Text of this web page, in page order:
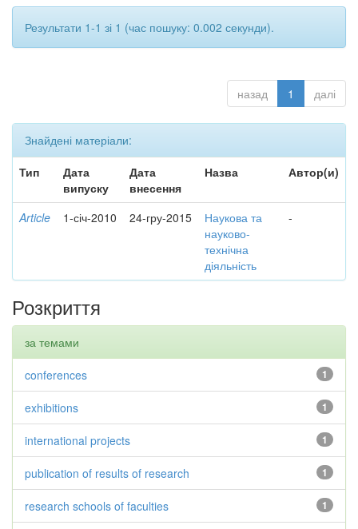
Результати 1-1 зі 1 (час пошуку: 0.002 секунди).
назад 1 далі
Знайдені матеріали:
Тип
Дата
випуску
Дата
внесення
Назва Автор(и)
Article 1-січ-2010 24-гру-2015
Наукова та
науково-
технічна
діяльність
-
Розкриття
за темами
1
conferences
1
exhibitions
1
international projects
1
publication of results of research
1
research schools of faculties